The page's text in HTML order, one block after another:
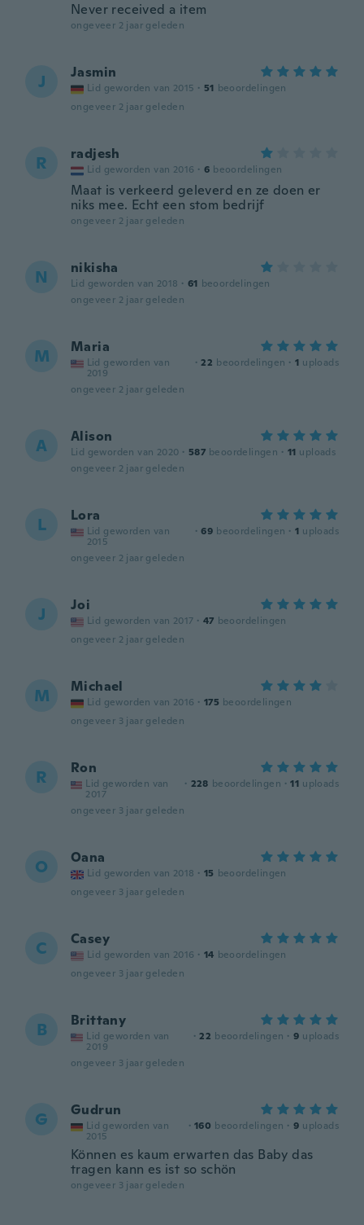
Never received a item
ongeveer 2 jaar geleden
J Jasmin
Lid geworden van 2015 · 51 beoordelingen
ongeveer 2 jaar geleden
R radjesh
Lid geworden van 2016 · 6 beoordelingen
Maat is verkeerd geleverd en ze doen er
niks mee. Echt een stom bedrijf
ongeveer 2 jaar geleden
N nikisha
Lid geworden van 2018 · 61 beoordelingen
ongeveer 2 jaar geleden
M Maria
Lid geworden van
2019
· 22 beoordelingen · 1 uploads
ongeveer 2 jaar geleden
A Alison
Lid geworden van 2020 · 587 beoordelingen · 11 uploads
ongeveer 2 jaar geleden
L Lora
Lid geworden van
2015
· 69 beoordelingen · 1 uploads
ongeveer 2 jaar geleden
J Joi
Lid geworden van 2017 · 47 beoordelingen
ongeveer 2 jaar geleden
M Michael
Lid geworden van 2016 · 175 beoordelingen
ongeveer 3 jaar geleden
R Ron
Lid geworden van
2017
· 228 beoordelingen · 11 uploads
ongeveer 3 jaar geleden
O Oana
Lid geworden van 2018 · 15 beoordelingen
ongeveer 3 jaar geleden
C Casey
Lid geworden van 2016 · 14 beoordelingen
ongeveer 3 jaar geleden
B Brittany
Lid geworden van
2019
· 22 beoordelingen · 9 uploads
ongeveer 3 jaar geleden
G Gudrun
Lid geworden van
2015
· 160 beoordelingen · 9 uploads
Können es kaum erwarten das Baby das
tragen kann es ist so schön
ongeveer 3 jaar geleden